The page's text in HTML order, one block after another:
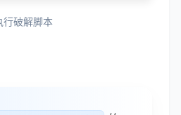
行破解脚本